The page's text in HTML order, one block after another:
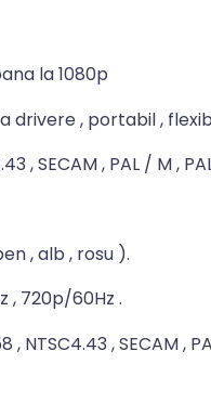
la 1080p
drivere , portabil ,
, SECAM , PAL / M ,
, alb , rosu ).
, 720p/60Hz .
NTSC4.43 , SECAM ,